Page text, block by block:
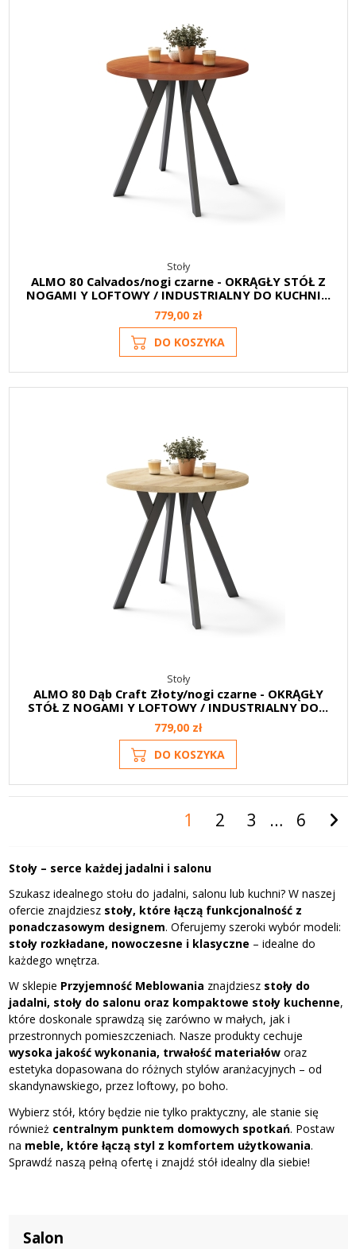
Stoły
ALMO 80 Calvados/nogi czarne - OKRĄGŁY STÓŁ Z
NOGAMI Y LOFTOWY / INDUSTRIALNY DO KUCHNI...
779,00 zł
DO KOSZYKA
Stoły
ALMO 80 Dąb Craft Złoty/nogi czarne - OKRĄGŁY
STÓŁ Z NOGAMI Y LOFTOWY / INDUSTRIALNY DO...
779,00 zł
DO KOSZYKA
1 2 3 … 6
Stoły – serce każdej jadalni i salonu
Szukasz idealnego stołu do jadalni, salonu lub kuchni? W naszej
ofercie znajdziesz stoły, które łączą funkcjonalność z
ponadczasowym designem. Oferujemy szeroki wybór modeli:
stoły rozkładane, nowoczesne i klasyczne – idealne do
każdego wnętrza.
W sklepie Przyjemność Meblowania znajdziesz stoły do
jadalni, stoły do salonu oraz kompaktowe stoły kuchenne,
które doskonale sprawdzą się zarówno w małych, jak i
przestronnych pomieszczeniach. Nasze produkty cechuje
wysoka jakość wykonania, trwałość materiałóworaz
estetyka dopasowana do różnych stylów aranżacyjnych – od
skandynawskiego, przez loftowy, po boho.
Wybierz stół, który będzie nie tylko praktyczny, ale stanie się
również centralnym punktem domowych spotkań. Postaw
na meble, które łączą styl z komfortem użytkowania.
Sprawdź naszą pełną ofertę i znajdź stół idealny dla siebie!
Salon